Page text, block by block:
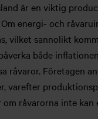
är en viktig
energi- och
vilket sannolikt
både
råvaror. Företagen
varefter
råvarorna inte kan